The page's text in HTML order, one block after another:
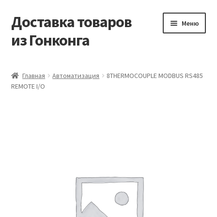
Перейти
к
навигации
Перейти
к
содержимому
Доставка товаров
из Гонконга
Меню
Контакты
Главная Автоматизация
8THERMOCOUPLE MODBUS RS485
REMOTE I/O